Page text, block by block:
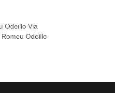
Odeillo Via
Odeillo